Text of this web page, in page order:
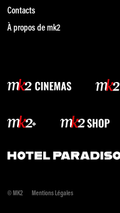
Contacts
À propos de mk2
© MK2 Mentions Légales